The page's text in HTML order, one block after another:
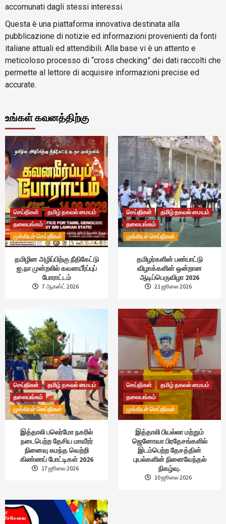
accomunati dagli stessi interessi.
Questa è una piattaforma innovativa destinata alla
pubblicazione di notizie ed informazioni provenienti da fonti
italiane attuali ed attendibili. Alla base vi è un attento e
meticoloso processo di “cross checking” dei dati raccolti che
permette al lettore di acquisire informazioni precise ed
accurate.
உங்கள் கவனத்திற்கு
செய்திகள்
தமிழ் தகவல் மையம்
தலையங்கம்
முக்கியச் செய்திகள்
தமிழின அழிப்பிற்கு நீதிகேட்டு
ஐ.நா முன்றலில் கவனயீர்ப்புப்
போராட்டம்
7 ஆகஸ்ட் 2026
செய்திகள்
தமிழ் தகவல் மையம்
தலையங்கம்
முக்கியச் செய்திகள்
தமிழர்களின் பண்பாட்டு
விழாக்களின் ஒன்றான
ஆடிப்பெருவிழா 2026
21 ஜூலை 2026
செய்திகள்
தமிழ் தகவல் மையம்
தலையங்கம்
முக்கியச் செய்திகள்
இத்தாலி பலெர்மோ நகரில்
நடைபெற்ற தேசிய மாவீரர்
நினைவு சுமந்த வெற்றி
கிண்ணப் போட்டிகள் 2026
17 ஜூலை 2026
செய்திகள்
தமிழ் தகவல் மையம்
தலையங்கம்
முக்கியச் செய்திகள்
இத்தாலி பியல்லா மற்றும்
ஜெனோவா பிரதேசங்களில்
இடம்பெற்ற தேசத்தின்
புயல்களின் நினைவேந்தல்
நிகழ்வு.
10 ஜூலை 2026